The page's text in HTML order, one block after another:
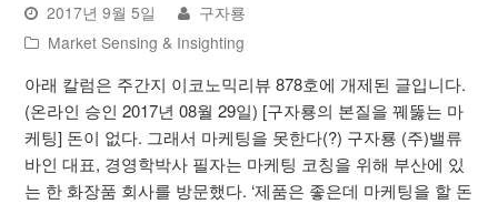
2017년 9월 5일
구자룡
Market Sensing & Insighting
아래 칼럼은 주간지 이코노믹리뷰 878호에 개제된 글입니다.
(온라인 승인 2017년 08월 29일) [구자룡의 본질을 꿰뚫는 마
케팅] 돈이 없다. 그래서 마케팅을 못한다(?) 구자룡 (주)밸류
바인 대표, 경영학박사 필자는 마케팅 코칭을 위해 부산에 있
는 한 화장품 회사를 방문했다. ‘제품은 좋은데 마케팅을 할 돈